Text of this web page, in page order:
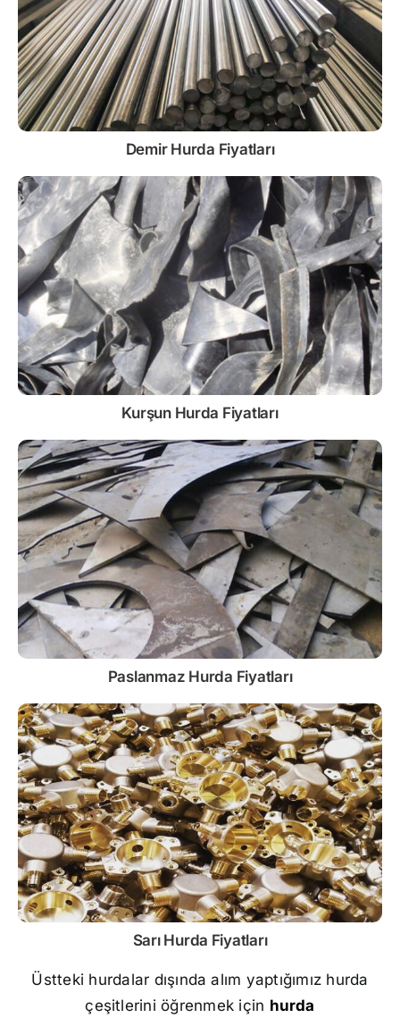
Demir Hurda Fiyatları
Kurşun Hurda Fiyatları
Paslanmaz Hurda Fiyatları
Sarı Hurda Fiyatları
Üstteki hurdalar dışında alım yaptığımız hurda
çeşitlerini öğrenmek için hurda